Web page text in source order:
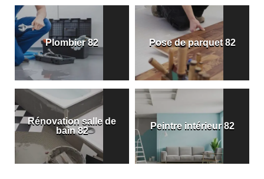
Plombier 82 Pose de parquet 82
Rénovation salle de
bain 82
Peintre intérieur 82